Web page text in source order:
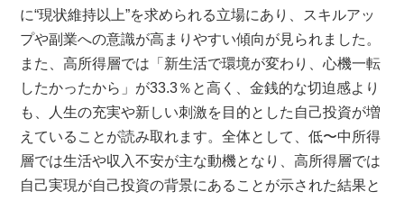
に“現状維持以上”を求められる立場にあり、スキルアッ
プや副業への意識が高まりやすい傾向が見られました。
また、高所得層では「新生活で環境が変わり、心機一転
したかったから」が33.3％と高く、金銭的な切迫感より
も、人生の充実や新しい刺激を目的とした自己投資が増
えていることが読み取れます。全体として、低〜中所得
層では生活や収入不安が主な動機となり、高所得層では
自己実現が自己投資の背景にあることが示された結果と